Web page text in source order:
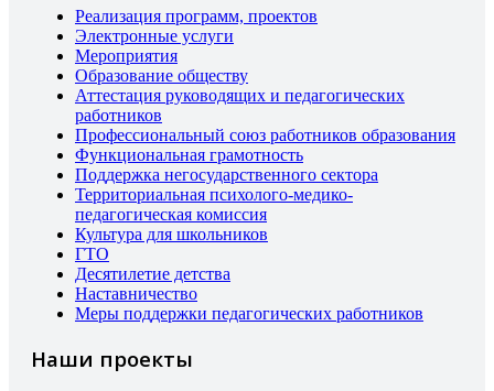
Реализация программ, проектов
Электронные услуги
Мероприятия
Образование обществу
Аттестация руководящих и педагогических
работников
Профессиональный союз работников образования
Функциональная грамотность
Поддержка негосударственного сектора
Территориальная психолого-медико-
педагогическая комиссия
Культура для школьников
ГТО
Десятилетие детства
Наставничество
Меры поддержки педагогических работников
Наши проекты